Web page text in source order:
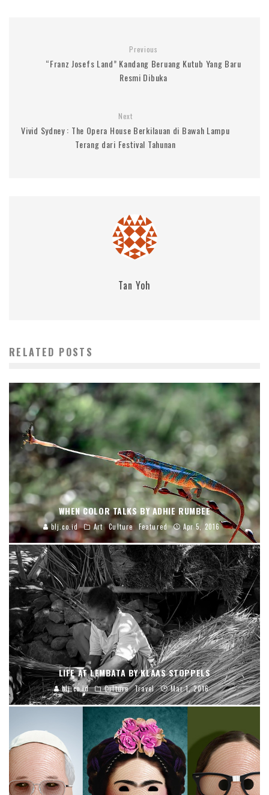
Previous
“Franz Josefs Land” Kandang Beruang Kutub Yang Baru
Resmi Dibuka
Next
Vivid Sydney : The Opera House Berkilauan di Bawah Lampu
Terang dari Festival Tahunan
Tan Yoh
RELATED POSTS
WHEN COLOR TALKS BY ADHIE RUMBEE
blj.co.id Art Culture Featured Apr 5, 2016
LIFE AT LEMBATA BY KLAAS STOPPELS
blj.co.id Culture Travel Mar 1, 2016